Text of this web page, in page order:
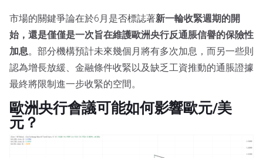
市場的關鍵爭論在於6月是否標誌著新一輪收緊週期的開
始，還是僅僅是一次旨在維護歐洲央行反通脹信譽的保險性
加息。部分機構預計未來幾個月將有多次加息，而另一些則
認為增長放緩、金融條件收緊以及缺乏工資推動的通脹證據
最終將限制進一步收緊的空間。
歐洲央行會議可能如何影響歐元/美
元？